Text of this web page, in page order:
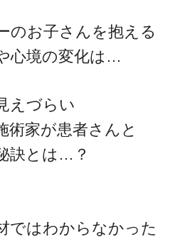
のお子さんを抱える
心境の変化は…
えづらい
家が患者さんと
訣とは…？
ではわからなかった